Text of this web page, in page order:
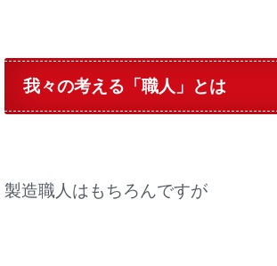
我々の考える「職人」とは
製造職人はもちろんですが